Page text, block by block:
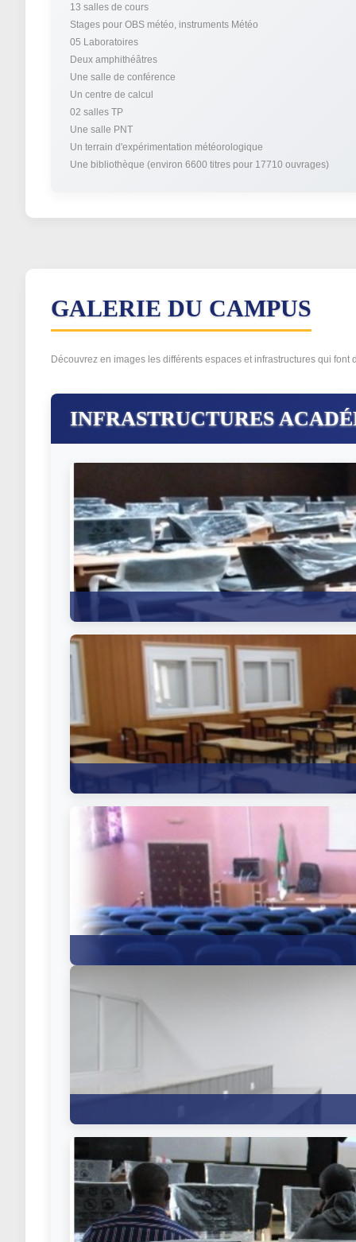
13 salles de cours
Stages pour OBS météo, instruments Météo
05 Laboratoires
Deux amphithéâtres
Une salle de conférence
Un centre de calcul
02 salles TP
Une salle PNT
Un terrain d'expérimentation météorologique
Une bibliothèque (environ 6600 titres pour 17710 ouvrages)
GALERIE DU CAMPUS
Découvrez en images les différents espaces et infrastructures qui
INFRASTRUCTURES